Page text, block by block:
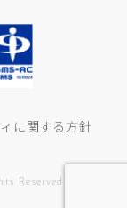
に関する方針
Reserved.